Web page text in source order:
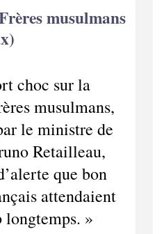
musulmans
choc sur la
musulmans,
le ministre de
Retailleau,
que bon
attendaient
longtemps. »